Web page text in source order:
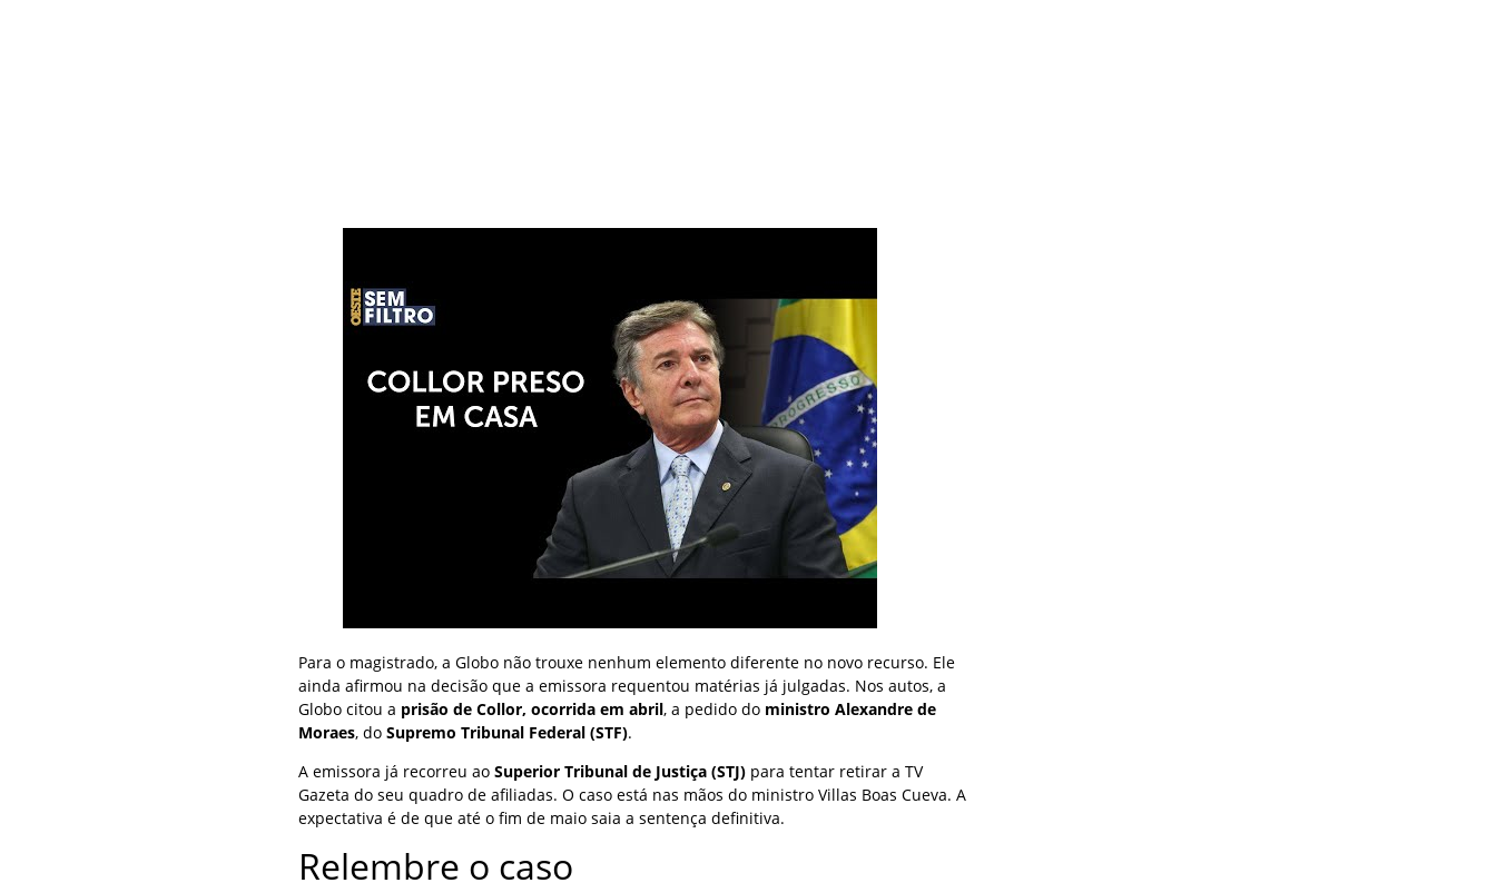
Para o magistrado, a Globo não trouxe nenhum elemento diferente no novo recurso. Ele
ainda afirmou na decisão que a emissora requentou matérias já julgadas. Nos autos, a
Globo citou a prisão de Collor, ocorrida em abril, a pedido do ministro Alexandre de
Moraes, do Supremo Tribunal Federal (STF).
A emissora já recorreu ao Superior Tribunal de Justiça (STJ) para tentar retirar a TV
Gazeta do seu quadro de afiliadas. O caso está nas mãos do ministro Villas Boas Cueva. A
expectativa é de que até o fim de maio saia a sentença definitiva.
Relembre o caso